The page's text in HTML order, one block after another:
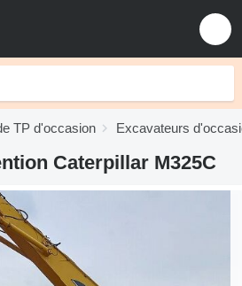
TP d'occasion Excavateurs
Caterpillar M325C